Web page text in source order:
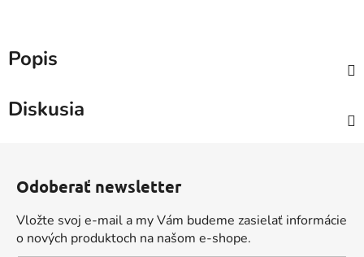
Popis
Diskusia
Odoberať newsletter
Vložte svoj e-mail a my Vám budeme zasielať informácie
o nových produktoch na našom e-shope.